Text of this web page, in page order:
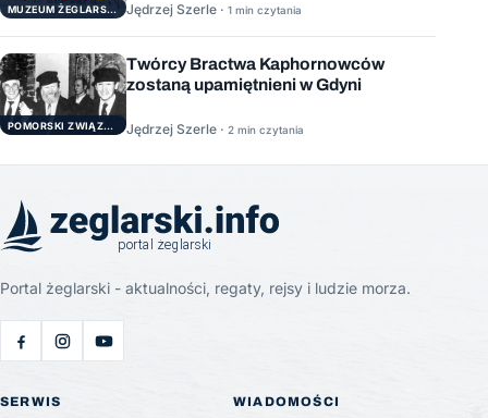
MUZEUM ŻEGLARSTWA POMORSKIEGO Jędrzej Szerle · 1 min czytania
POMORSKI ZWIĄZEK ŻEGLARSKI
Twórcy Bractwa Kaphornowców
zostaną upamiętnieni w Gdyni
Jędrzej Szerle · 2 min czytania
Portal żeglarski - aktualności, regaty, rejsy i ludzie morza.
SERWIS WIADOMOŚCI